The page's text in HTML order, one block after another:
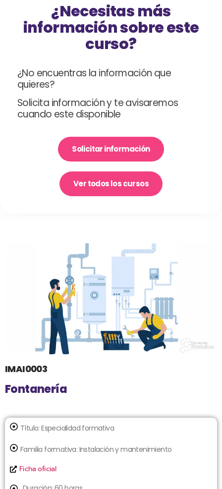
¿Necesitas más
información sobre este
curso?
¿No encuentras la información que
quieres?
Solicita información y te avisaremos
cuando este disponible
Solicitar información
Ver todos los cursos
IMAI0003
Fontanería
Título:Especialidad formativa
Familia formativa: Instalación y mantenimiento
Ficha oficial